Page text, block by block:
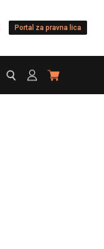
Portal za pravna lica